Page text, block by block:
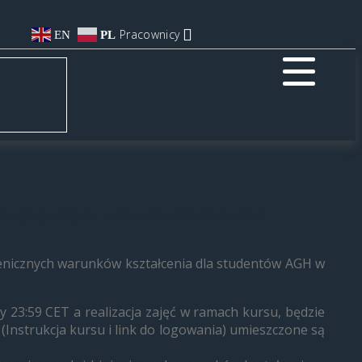
EN PL Pracownicy
dla studentów AGH online
warunków kształcenia dla studentów AGH w
CET a realizacja zajęć w ramach kursu, będzie
kursu i link do logowania) umieszczone są